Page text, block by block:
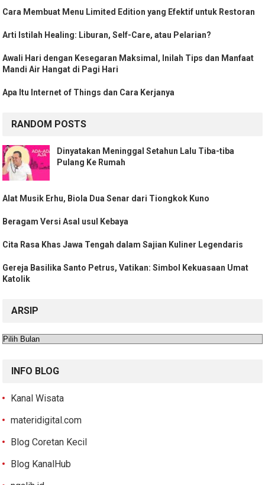
Cara Membuat Menu Limited Edition yang Efektif untuk Restoran
Arti Istilah Healing: Liburan, Self-Care, atau Pelarian?
Awali Hari dengan Kesegaran Maksimal, Inilah Tips dan Manfaat
Mandi Air Hangat di Pagi Hari
Apa Itu Internet of Things dan Cara Kerjanya
RANDOM POSTS
Dinyatakan Meninggal Setahun Lalu Tiba-tiba
Pulang Ke Rumah
Alat Musik Erhu, Biola Dua Senar dari Tiongkok Kuno
Beragam Versi Asal usul Kebaya
Cita Rasa Khas Jawa Tengah dalam Sajian Kuliner Legendaris
Gereja Basilika Santo Petrus, Vatikan: Simbol Kekuasaan Umat
Katolik
ARSIP
Arsip
INFO BLOG
Kanal Wisata
materidigital.com
Blog Coretan Kecil
Blog KanalHub